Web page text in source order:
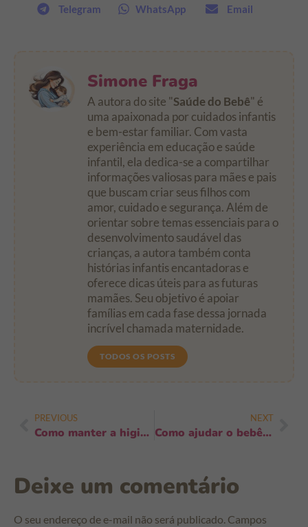
Telegram
WhatsApp Email
Simone Fraga
A autora do site "Saúde do Bebê" é
uma apaixonada por cuidados infantis
e bem-estar familiar. Com vasta
experiência em educação e saúde
infantil, ela dedica-se a compartilhar
informações valiosas para mães e pais
que buscam criar seus filhos com
amor, cuidado e segurança. Além de
orientar sobre temas essenciais para o
desenvolvimento saudável das
crianças, a autora também conta
histórias infantis encantadoras e
oferece dicas úteis para as futuras
mamães. Seu objetivo é apoiar
famílias em cada fase dessa jornada
incrível chamada maternidade.
TODOS OS POSTS
PREVIOUS
Como manter a higiene em dias muito quentes: 8 dicas essenciais para ficar fresco
NEXT
Como ajudar o bebê a lidar com frustrações: 7 estratégias calmantes e eficazes
Deixe um comentário
O seu endereço de e-mail não será publicado. Campos